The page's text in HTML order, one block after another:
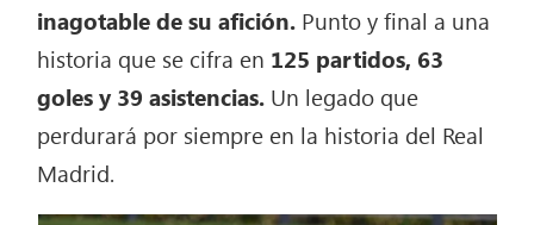
inagotable de su afición. Punto y final a una
historia que se cifra en 125 partidos, 63
goles y 39 asistencias. Un legado que
perdurará por siempre en la historia del Real
Madrid.